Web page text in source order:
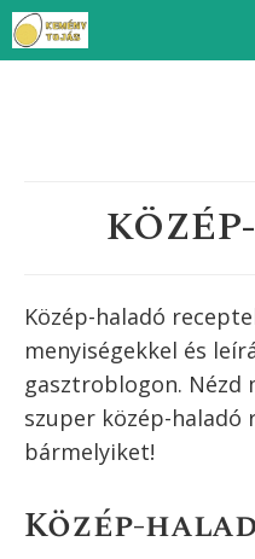
Kilépés
Közép-haladó
menyiségekkel és
gasztroblogon. Nézd
szuper közép-haladó
bármelyiket!
Közép-